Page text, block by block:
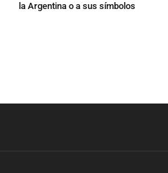
la Argentina o a sus símbolos